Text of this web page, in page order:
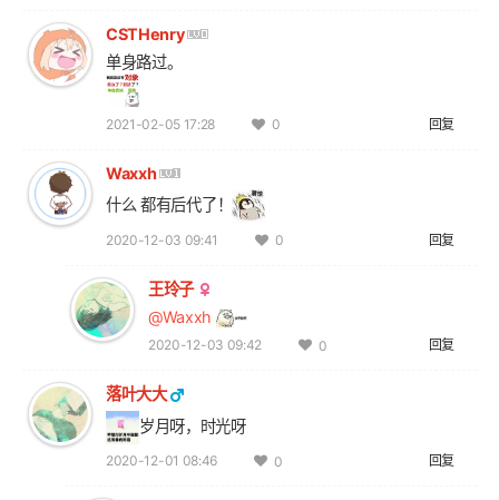
CSTHenry
单身路过。
2021-02-05 17:28 回复
0
Waxxh
什么 都有后代了！
2020-12-03 09:41 回复
0
王玲子
@Waxxh
2020-12-03 09:42 回复
0
落叶大大
岁月呀，时光呀
2020-12-01 08:46 回复
0